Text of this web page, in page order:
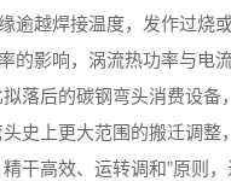
逾越焊接温度，发作过烧
的影响，涡流热功率与电
落后的碳钢弯头消费设
史上更大范围的搬迁调
干高效、运转调和”原则